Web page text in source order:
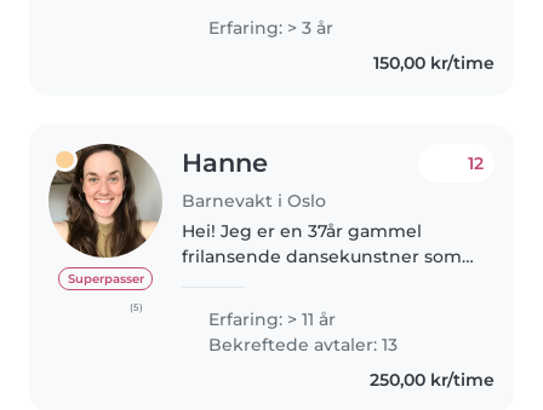
barnevakt, ettersom at jeg har
brukt å sitte barnevakt for
Erfaring: > 3 år
150,00 kr/time
Superpasser
(5)
Hanne
Barnevakt i Oslo
12
Hei! Jeg er en 37år gammel
frilansende dansekunstner som
Både for å supplere på inntekten
men også fordi jeg synes det er
skikkelig hyggelig. Bak meg..
Erfaring: > 11 år
Bekreftede avtaler: 13
250,00 kr/time